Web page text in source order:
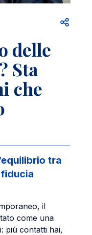
Apri
delle
Sta
che
tra
il
come una
più contatti hai,